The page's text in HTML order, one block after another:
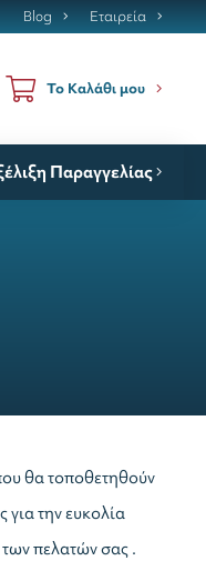
Blog Εταιρεία
Το Καλάθι μου
Παραγγελίας
θα τοποθετηθούν
την ευκολία
πελατών σας .